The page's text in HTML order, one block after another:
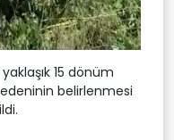
15 dönüm
belirlenmesi